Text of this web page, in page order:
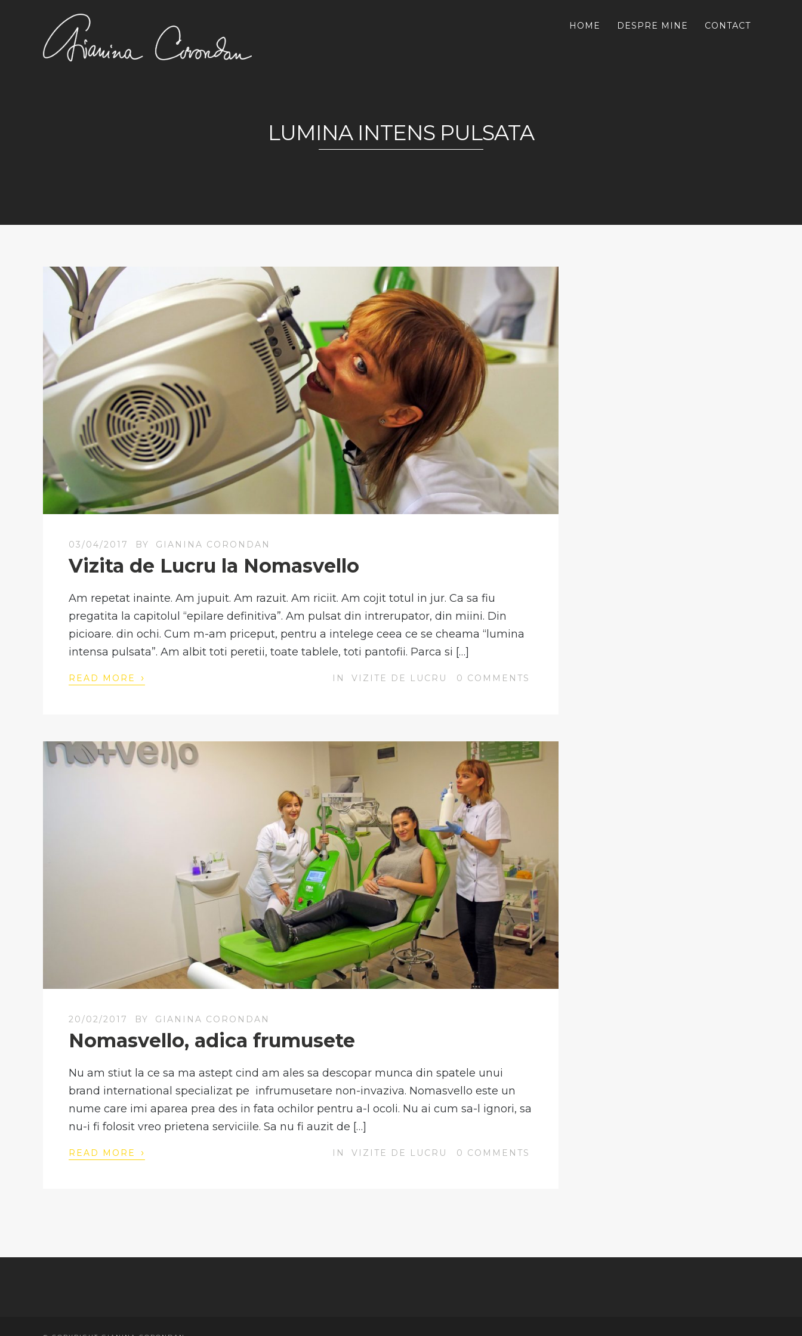
HOME DESPRE MINE CONTACT
LUMINA INTENS PULSATA
03/04/2017 BY GIANINA CORONDAN
Vizita de Lucru la Nomasvello
Am repetat inainte. Am jupuit. Am razuit. Am riciit. Am cojit totul in jur. Ca sa fiu
pregatita la capitolul “epilare definitiva”. Am pulsat din intrerupator, din miini. Din
picioare. din ochi. Cum m-am priceput, pentru a intelege ceea ce se cheama “lumina
intensa pulsata”. Am albit toti peretii, toate tablele, toti pantofii. Parca si […]
READ MORE › IN VIZITE DE LUCRU 0 COMMENTS
20/02/2017 BY GIANINA CORONDAN
Nomasvello, adica frumusete
Nu am stiut la ce sa ma astept cind am ales sa descopar munca din spatele unui
brand international specializat pe infrumusetare non-invaziva. Nomasvello este un
nume care imi aparea prea des in fata ochilor pentru a-l ocoli. Nu ai cum sa-l ignori, sa
nu-i fi folosit vreo prietena serviciile. Sa nu fi auzit de […]
READ MORE › IN VIZITE DE LUCRU 0 COMMENTS